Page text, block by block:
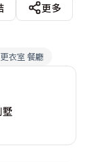
更多
衣室 餐廳
墅